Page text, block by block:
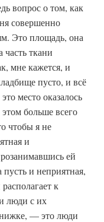
вопрос о том, как
совершенно
Это площадь, она
часть ткани
мне кажется, и
пусто, и всё
место оказалось
больше всего
чтобы я не
и
ей
пусть и неприятная,
к
люди с их
— это люди